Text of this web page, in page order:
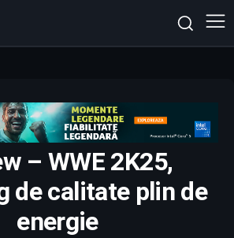
– WWE 2K25,
de calitate plin de
energie